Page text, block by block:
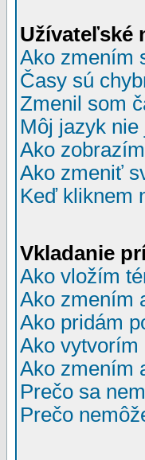
Užívateľské
Ako zmením
Časy sú
Zmenil som
Môj jazyk nie
Ako
Ako zmeniť
Keď kliknem
Vkladanie
Ako vložím
Ako zmením
Ako pridám
Ako vytvorím
Ako zmením
Prečo sa
Prečo